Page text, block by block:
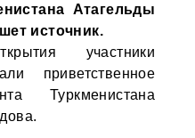
Атагельды
источник.
участники
приветственное
Туркменистана